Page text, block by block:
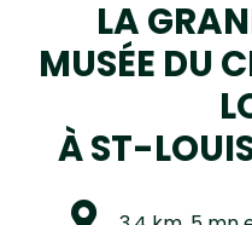
LA
MUSÉE DU
À ST-